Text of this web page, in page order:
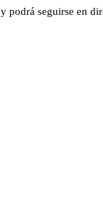
y podrá seguirse en